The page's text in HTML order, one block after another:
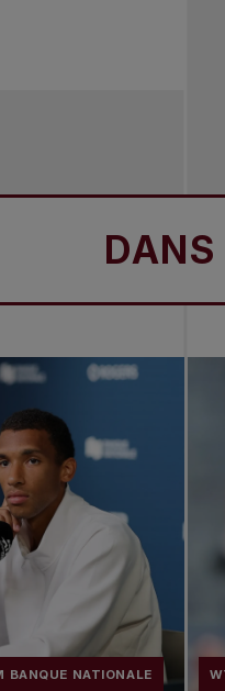
DANS
BANQUE NATIONALE